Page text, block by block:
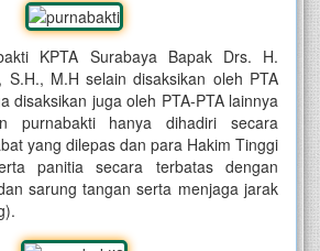
KPTA Surabaya Bapak Drs. H.
S.H., M.H selain disaksikan oleh PTA
disaksikan juga oleh PTA-PTA lainnya
purnabakti hanya dihadiri secara
yang dilepas dan para Hakim Tinggi
panitia secara terbatas dengan
sarung tangan serta menjaga jarak